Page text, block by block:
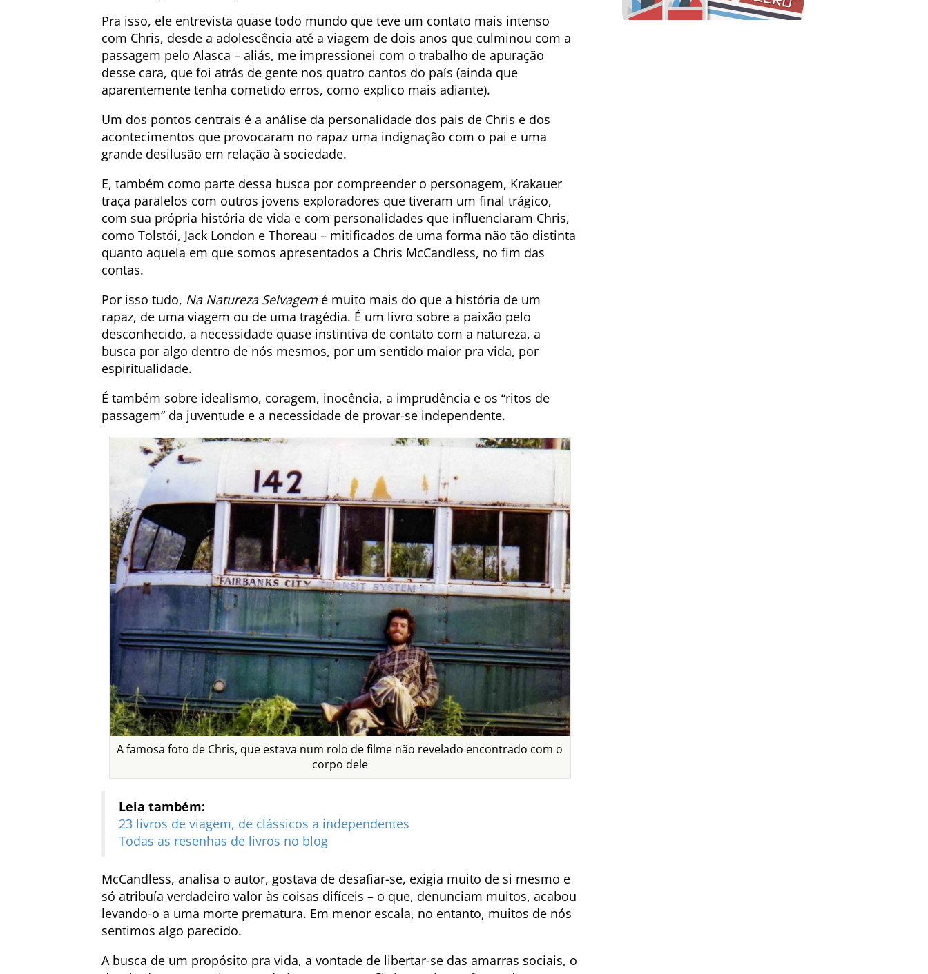
Pra isso, ele entrevista quase todo mundo que teve um contato mais intenso
com Chris, desde a adolescência até a viagem de dois anos que culminou com a
passagem pelo Alasca – aliás, me impressionei com o trabalho de apuração
desse cara, que foi atrás de gente nos quatro cantos do país (ainda que
aparentemente tenha cometido erros, como explico mais adiante).
Um dos pontos centrais é a análise da personalidade dos pais de Chris e dos
acontecimentos que provocaram no rapaz uma indignação com o pai e uma
grande desilusão em relação à sociedade.
E, também como parte dessa busca por compreender o personagem, Krakauer
traça paralelos com outros jovens exploradores que tiveram um final trágico,
com sua própria história de vida e com personalidades que influenciaram Chris,
como Tolstói, Jack London e Thoreau – mitificados de uma forma não tão distinta
quanto aquela em que somos apresentados a Chris McCandless, no fim das
contas.
Por isso tudo, Na Natureza Selvagem é muito mais do que a história de um
rapaz, de uma viagem ou de uma tragédia. É um livro sobre a paixão pelo
desconhecido, a necessidade quase instintiva de contato com a natureza, a
busca por algo dentro de nós mesmos, por um sentido maior pra vida, por
espiritualidade.
É também sobre idealismo, coragem, inocência, a imprudência e os “ritos de
passagem” da juventude e a necessidade de provar-se independente.
A famosa foto de Chris, que estava num rolo de filme não revelado encontrado com o
corpo dele
Leia também:
23 livros de viagem, de clássicos a independentes
Todas as resenhas de livros no blog
McCandless, analisa o autor, gostava de desafiar-se, exigia muito de si mesmo e
só atribuía verdadeiro valor às coisas difíceis – o que, denunciam muitos, acabou
levando-o a uma morte prematura. Em menor escala, no entanto, muitos de nós
sentimos algo parecido.
A busca de um propósito pra vida, a vontade de libertar-se das amarras sociais, o